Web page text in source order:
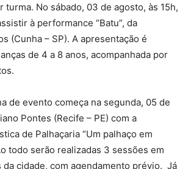
turma. No sábado, 03 de agosto, às 15h,
à performance “Batu”, da
(Cunha – SP). A apresentação é
de 4 a 8 anos, acompanhada por
de evento começa na segunda, 05 de
Pontes (Recife – PE) com a
de Palhaçaria “Um palhaço em
todo serão realizadas 3 sessões em
da cidade, com agendamento prévio. Já